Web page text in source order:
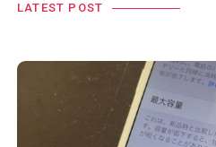
LATEST POST